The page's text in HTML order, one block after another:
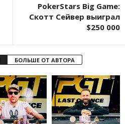
PokerStars Big Game:
Скотт Сейвер выиграл
$250 000
БОЛЬШЕ ОТ АВТОРА